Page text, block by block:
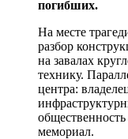
погибших.
На месте
разбор
на завалах
технику.
центра:
общественность
мемориал.